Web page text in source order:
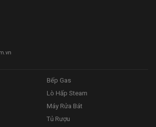
Bếp Gas
Lò Hấp Steam
Máy Rửa Bát
Tủ Rượu